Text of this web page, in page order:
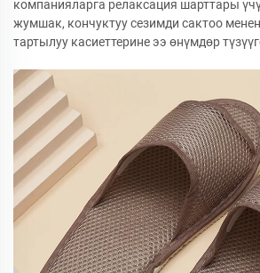
компанияларга релаксация шарттары
жумшак, кончуктуу сезимди сактоо
тартылуу касиеттерине ээ өнүмдөр